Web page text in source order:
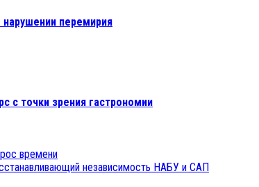
перемирия
с точки зрения гастрономии
времени
независимость НАБУ и САП